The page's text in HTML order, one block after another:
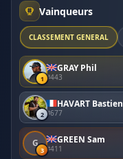
Vainqueurs
CLASSEMENT GÉNÉRAL
1
GRAY Phil
#443
2
HAVART Bastien
#677
G
3
GREEN Sam
#411